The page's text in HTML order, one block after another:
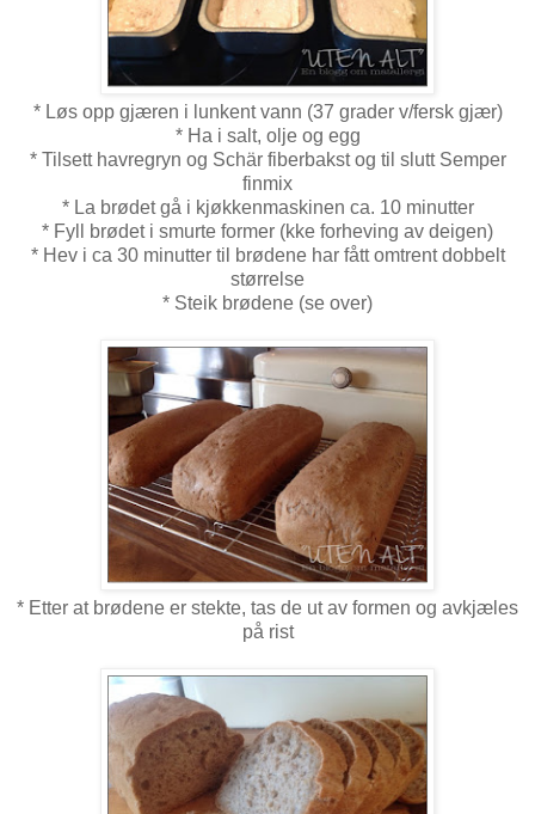
* Løs opp gjæren i lunkent vann (37 grader v/fersk gjær)
* Ha i salt, olje og egg
* Tilsett havregryn og Schär fiberbakst og til slutt Semper
finmix
* La brødet gå i kjøkkenmaskinen ca. 10 minutter
* Fyll brødet i smurte former (kke forheving av deigen)
* Hev i ca 30 minutter til brødene har fått omtrent dobbelt
størrelse
* Steik brødene (se over)
* Etter at brødene er stekte, tas de ut av formen og avkjæles
på rist